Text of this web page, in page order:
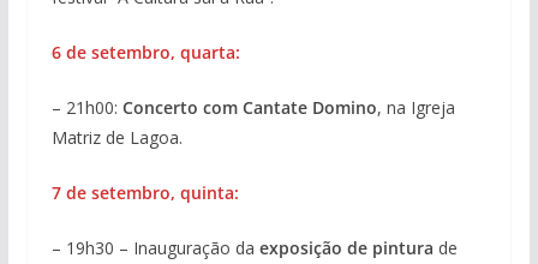
6 de setembro, quarta:
– 21h00: Concerto com Cantate Domino, na Igreja
Matriz de Lagoa.
7 de setembro, quinta:
– 19h30 – Inauguração da exposição de pintura de